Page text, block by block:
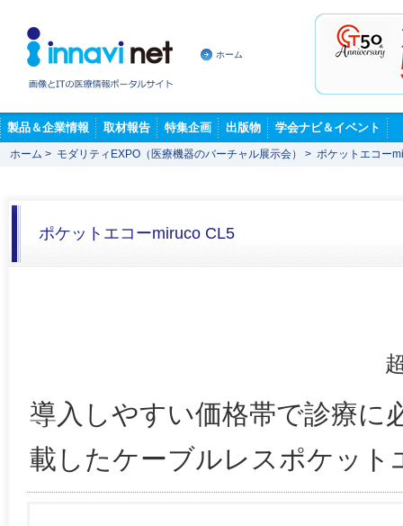
ホーム
製品＆企業情報 取材報告 特集企画 出版物 学会ナビ＆イベント
ホーム > モダリティEXPO（医療機器のバーチャル展示会） > ポケットエコー
ポケットエコーmiruco CL5
導入しやすい価格帯で診療に
載したケーブルレスポケット